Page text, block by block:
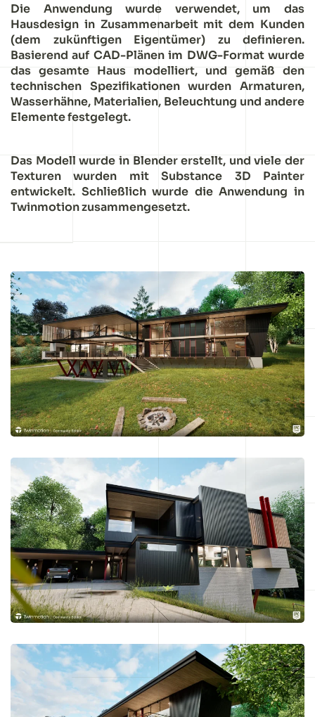
Die Anwendung wurde verwendet, um das
Hausdesign in Zusammenarbeit mit dem Kunden
(dem zukünftigen Eigentümer) zu definieren.
Basierend auf CAD-Plänen im DWG-Format wurde
das gesamte Haus modelliert, und gemäß den
technischen Spezifikationen wurden Armaturen,
Wasserhähne, Materialien, Beleuchtung und andere
Elemente festgelegt.
Das Modell wurde in Blender erstellt, und viele der
Texturen wurden mit Substance 3D Painter
entwickelt. Schließlich wurde die Anwendung in
Twinmotion zusammengesetzt.